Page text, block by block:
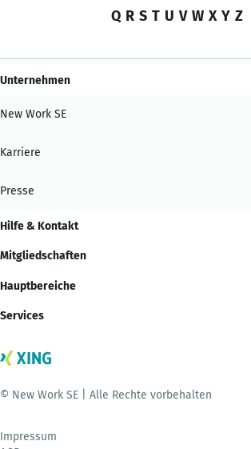
Q R S T U V W X Y Z
Unternehmen
New Work SE
Karriere
Presse
Hilfe & Kontakt
Mitgliedschaften
Hauptbereiche
Services
© New Work SE | Alle Rechte vorbehalten
Impressum